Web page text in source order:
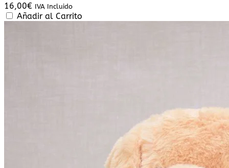
16,00€ IVA Incluido
Añadir al Carrito